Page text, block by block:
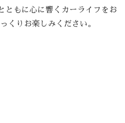
ともに心に響くカーライフをお
くりお楽しみください。